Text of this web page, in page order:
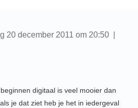
20 december 2011 om 20:50 |
digitaal is veel mooier dan
je dat ziet heb je het in iedergeval